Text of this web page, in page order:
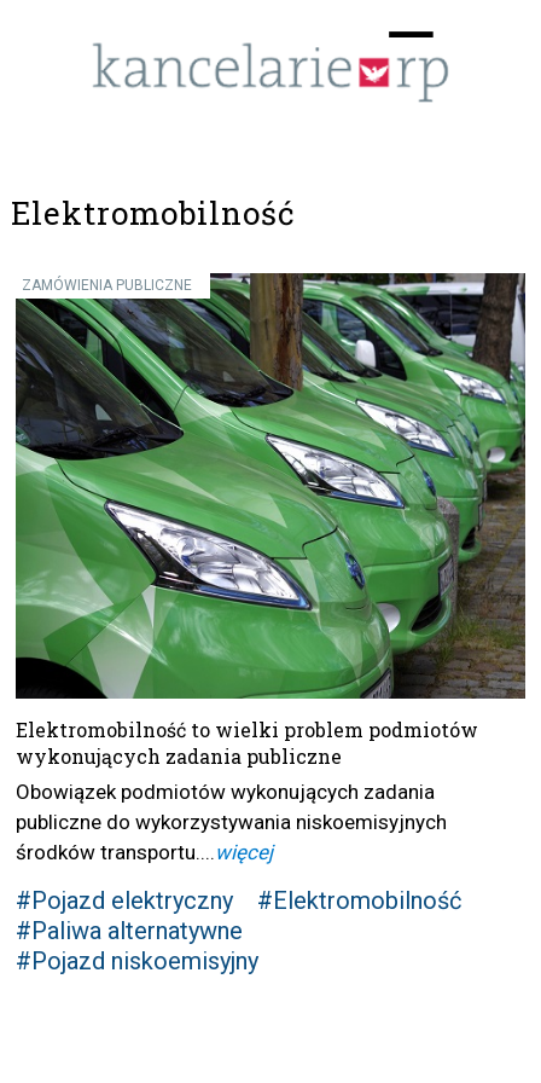
☰
Elektromobilność
ZAMÓWIENIA PUBLICZNE
Elektromobilność to wielki problem podmiotów
wykonujących zadania publiczne
Obowiązek podmiotów wykonujących zadania
publiczne do wykorzystywania niskoemisyjnych
środków transportu....więcej
#Pojazd elektryczny
#Elektromobilność
#Paliwa alternatywne
#Pojazd niskoemisyjny